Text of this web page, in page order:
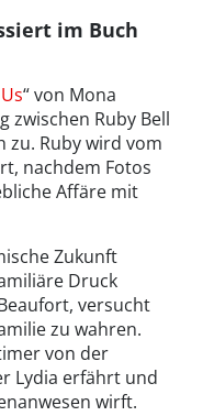
im Buch
“ von Mona
zwischen Ruby Bell
zu. Ruby wird vom
nachdem Fotos
Affäre mit
Zukunft
Druck
versucht
zu wahren.
von der
Lydia erfährt und
wirft.